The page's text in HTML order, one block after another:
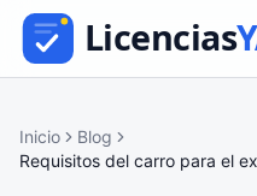
Inicio
Blog
Requisitos del carro para el